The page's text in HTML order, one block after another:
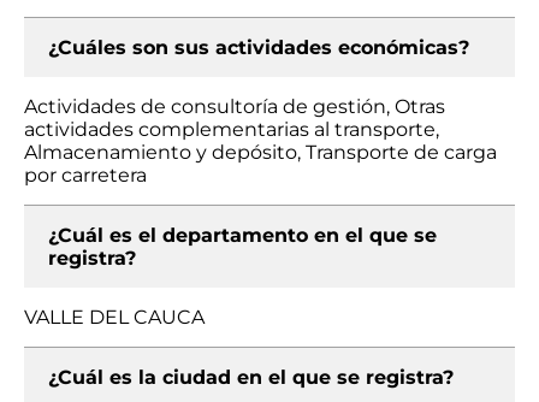
¿Cuáles son sus actividades económicas?
Actividades de consultoría de gestión, Otras
actividades complementarias al transporte,
Almacenamiento y depósito, Transporte de carga
por carretera
¿Cuál es el departamento en el que se
registra?
VALLE DEL CAUCA
¿Cuál es la ciudad en el que se registra?